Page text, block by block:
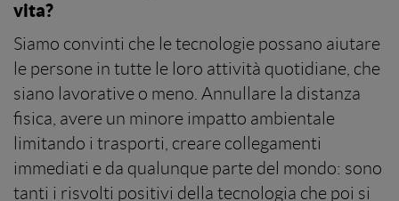
vita?
Siamo convinti che le tecnologie possano aiutare
le persone in tutte le loro attività quotidiane, che
siano lavorative o meno. Annullare la distanza
fisica, avere un minore impatto ambientale
limitando i trasporti, creare collegamenti
immediati e da qualunque parte del mondo: sono
tanti i risvolti positivi della tecnologia che poi si